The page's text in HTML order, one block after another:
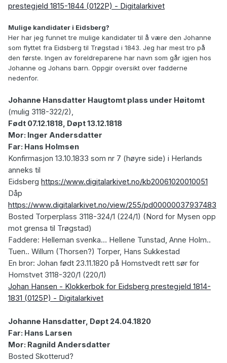
prestegjeld 1815-1844 (0122P) - Digitalarkivet
Mulige kandidater i Eidsberg?
Her har jeg funnet tre mulige kandidater til å være den Johanne
som flyttet fra Eidsberg til Trøgstad i 1843. Jeg har mest tro på
den første. Ingen av foreldreparene har navn som går igjen hos
Johanne og Johans barn. Oppgir oversikt over fadderne
nedenfor.
Johanne Hansdatter Haugtomt plass under Høitomt
(mulig 3118-322/2),
Født 07.12.1818, Døpt 13.12.1818
Mor: Inger Andersdatter
Far: Hans Holmsen
Konfirmasjon 13.10.1833 som nr 7 (høyre side) i Herlands
anneks til
Eidsberg https://www.digitalarkivet.no/kb20061020010051
Dåp
https://www.digitalarkivet.no/view/255/pd00000037937483
Bosted Torperplass 3118-324/1 (224/1) (Nord for Mysen opp
mot grensa til Trøgstad)
Faddere: Helleman svenka… Hellene Tunstad, Anne Holm..
Tuen.. Willum (Thorsen?) Torper, Hans Sukkestad
En bror: Johan født 23.11.1820 på Homstvedt rett sør for
Homstvet 3118-320/1 (220/1)
Johan Hansen - Klokkerbok for Eidsberg prestegjeld 1814-
1831 (0125P) - Digitalarkivet
Johanne Hansdatter, Døpt 24.04.1820
Far: Hans Larsen
Mor: Ragnild Andersdatter
Bosted Skotterud?